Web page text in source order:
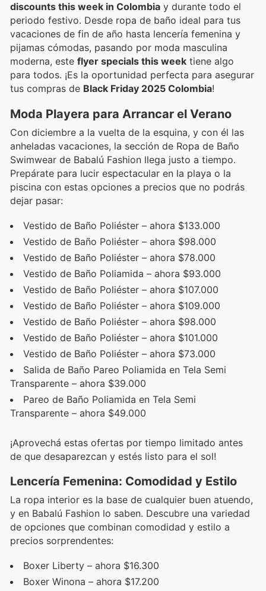
discounts this week in Colombia y durante todo el
periodo festivo. Desde ropa de baño ideal para tus
vacaciones de fin de año hasta lencería femenina y
pijamas cómodas, pasando por moda masculina
moderna, este flyer specials this week tiene algo
para todos. ¡Es la oportunidad perfecta para asegurar
tus compras de Black Friday 2025 Colombia!
Moda Playera para Arrancar el Verano
Con diciembre a la vuelta de la esquina, y con él las
anheladas vacaciones, la sección de Ropa de Baño
Swimwear de Babalú Fashion llega justo a tiempo.
Prepárate para lucir espectacular en la playa o la
piscina con estas opciones a precios que no podrás
dejar pasar:
Vestido de Baño Poliéster – ahora $133.000
Vestido de Baño Poliéster – ahora $98.000
Vestido de Baño Poliéster – ahora $78.000
Vestido de Baño Poliamida – ahora $93.000
Vestido de Baño Poliéster – ahora $107.000
Vestido de Baño Poliéster – ahora $109.000
Vestido de Baño Poliéster – ahora $98.000
Vestido de Baño Poliéster – ahora $101.000
Vestido de Baño Poliéster – ahora $73.000
Salida de Baño Pareo Poliamida en Tela Semi
Transparente – ahora $39.000
Pareo de Baño Poliamida en Tela Semi
Transparente – ahora $49.000
¡Aprovechá estas ofertas por tiempo limitado antes
de que desaparezcan y estés listo para el sol!
Lencería Femenina: Comodidad y Estilo
La ropa interior es la base de cualquier buen atuendo,
y en Babalú Fashion lo saben. Descubre una variedad
de opciones que combinan comodidad y estilo a
precios sorprendentes:
Boxer Liberty – ahora $16.300
Boxer Winona – ahora $17.200